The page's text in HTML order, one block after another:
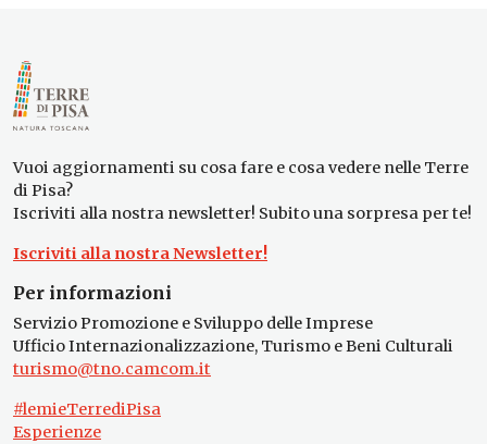
Vuoi aggiornamenti su cosa fare e cosa vedere nelle Terre
di Pisa?
Iscriviti alla nostra newsletter! Subito una sorpresa per te!
Iscriviti alla nostra Newsletter!
Per informazioni
Servizio Promozione e Sviluppo delle Imprese
Ufficio Internazionalizzazione, Turismo e Beni Culturali
turismo@tno.camcom.it
#lemieTerrediPisa
Esperienze